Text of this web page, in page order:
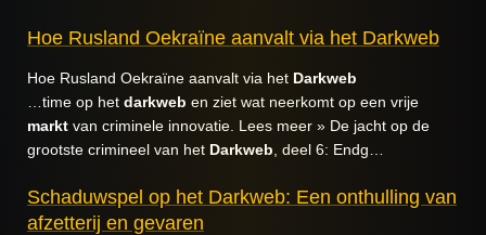
Hoe Rusland Oekraïne aanvalt via het Darkweb
Hoe Rusland Oekraïne aanvalt via het Darkweb
…time op het darkweb en ziet wat neerkomt op een vrije
markt van criminele innovatie. Lees meer » De jacht op de
grootste crimineel van het Darkweb , deel 6: Endg…
Schaduwspel op het Darkweb: Een onthulling van
afzetterij en gevaren